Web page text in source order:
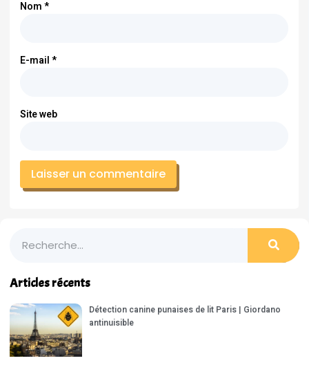
Nom*
E-mail*
Site web
Articles récents
Détection canine punaises de lit Paris | Giordano
antinuisible